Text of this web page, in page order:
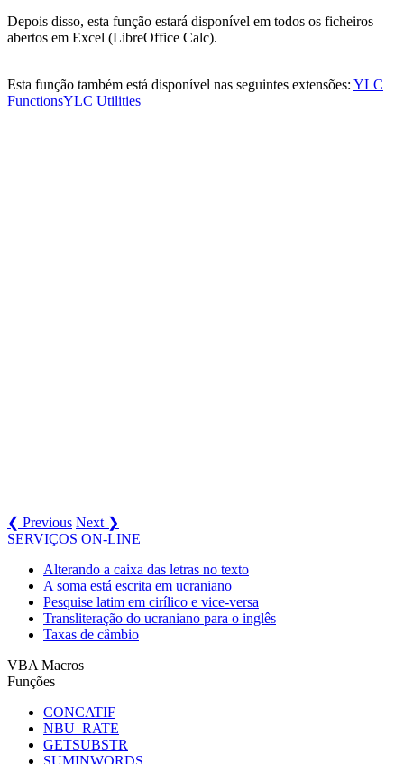
Depois disso, esta função estará disponível em todos os ficheiros
abertos em Excel (LibreOffice Calc).
Esta função também está disponível nas seguintes extensões: YLC
FunctionsYLC Utilities
❮ Previous Next ❯
SERVIÇOS ON-LINE
Alterando a caixa das letras no texto
A soma está escrita em ucraniano
Pesquise latim em cirílico e vice-versa
Transliteração do ucraniano para o inglês
Taxas de câmbio
VBA Macros
Funções
CONCATIF
NBU_RATE
GETSUBSTR